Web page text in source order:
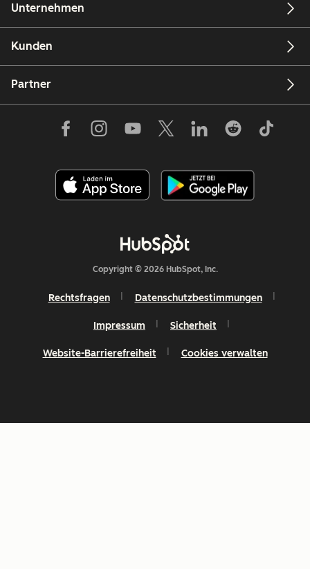
Unternehmen
Kunden
Partner
Copyright © 2026 HubSpot, Inc.
Rechtsfragen Datenschutzbestimmungen
Impressum Sicherheit
Website-Barrierefreiheit Cookies verwalten